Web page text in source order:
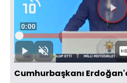
DuraklatSesi
Aç
Süre
0:00
Yüklendi:
0.35%
Cumhurbaşkanı